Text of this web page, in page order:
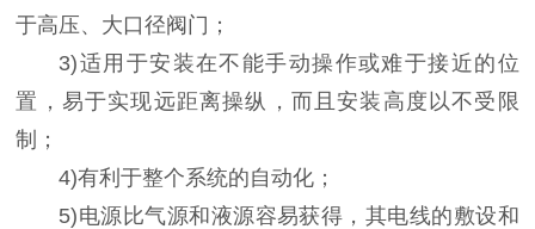
于高压、大口径阀门；
3)适用于安装在不能手动操作或难于接近的位
置，易于实现远距离操纵，而且安装高度以不受限
制；
4)有利于整个系统的自动化；
5)电源比气源和液源容易获得，其电线的敷设和